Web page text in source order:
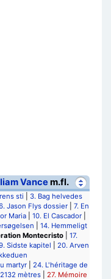
Vance m.fl.
sti
3. Bag helvedes
Jason Flys dossier
7. En
Maria 10. El Cascador
14. Hemmeligt
Montecristo| 17.
Sidste kapitel
20. Arven
martyr
24. L'héritage de
mètres
27. Mémoire